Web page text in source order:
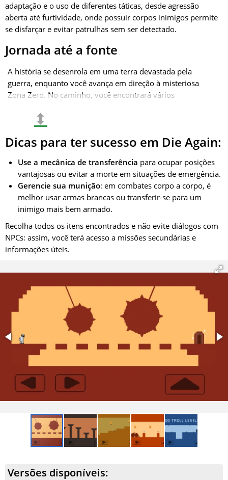
adaptação e o uso de diferentes táticas, desde agressão
aberta até furtividade, onde possuir corpos inimigos permite
se disfarçar e evitar patrulhas sem ser detectado.
Jornada até a fonte
A história se desenrola em uma terra devastada pela
guerra, enquanto você avança em direção à misteriosa
Zona Zero. No caminho, você encontrará vários
decisões. Diálogos e interações com NPCs revelam detalhes
deste mundo afetado pelo «Sangue Azul». Você precisará
descobrir quem está por trás de tudo o que está
cruel, onde ninguém é o que parece e cada escolha afeta o
desenrolar dos eventos.
⬍
Dicas para ter sucesso em Die Again:
Use a mecânica de transferência para ocupar posições
vantajosas ou evitar a morte em situações de emergência.
Gerencie sua munição: em combates corpo a corpo, é
melhor usar armas brancas ou transferir-se para um
inimigo mais bem armado.
Recolha todos os itens encontrados e não evite diálogos com
NPCs: assim, você terá acesso a missões secundárias e
informações úteis.
Versões disponíveis: